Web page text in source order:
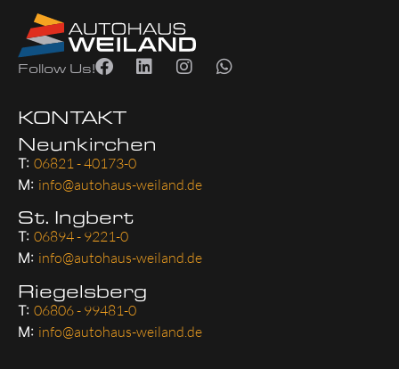
Follow Us!
KONTAKT
Neunkirchen
T: 06821 - 40173-0
M: info@autohaus-weiland.de
St. Ingbert
T: 06894 - 9221-0
M: info@autohaus-weiland.de
Riegelsberg
T: 06806 - 99481-0
M: info@autohaus-weiland.de